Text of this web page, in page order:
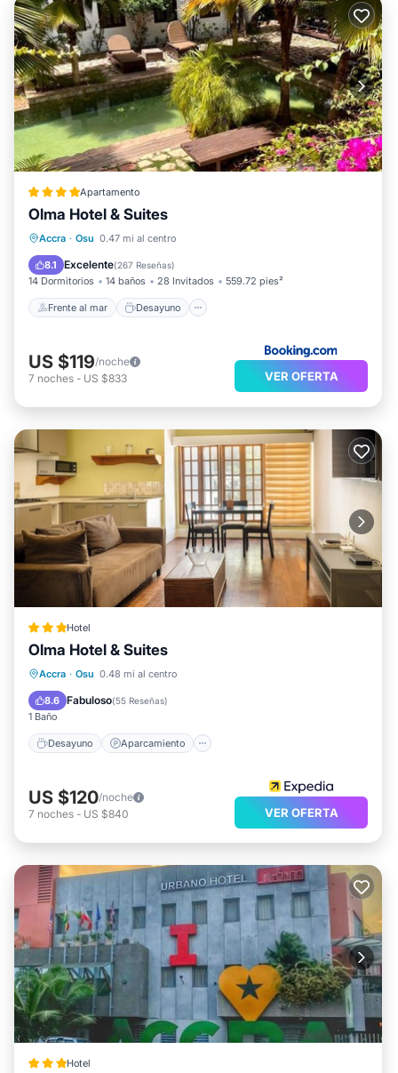
Apartamento
Olma Hotel & Suites
Accra · Osu 0.47 mi al centro
8.1 Excelente(267 Reseñas)
14 Dormitorios 14 baños 28 Invitados 559.72 pies²
Frente al mar Desayuno
Frente al mar
Aparcamiento
US $119/noche
7 noches - US $833 VER OFERTA
Hotel
Olma Hotel & Suites
Accra · Osu 0.48 mi al centro
8.6 Fabuloso(55 Reseñas)
1 Baño
Desayuno Aparcamiento
Desayuno Aparcamiento
Spa
US $120/noche
7 noches - US $840 VER OFERTA
Hotel